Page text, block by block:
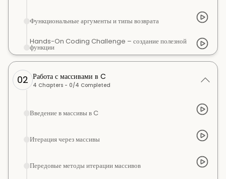
Функциональные аргументы и типы возврата
Hands-On Coding Challenge – создание полезной
функции
02 Работа с массивами в C
4 Chapters - 0/4 Completed
Введение в массивы в C
Итерация через массивы
Передовые методы итерации массивов